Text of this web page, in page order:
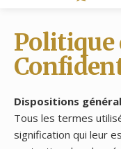
Politique
Dispositions
Tous les termes
signification qui leur